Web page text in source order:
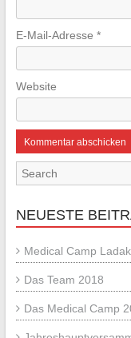
E-Mail-Adresse *
Website
NEUESTE
Medical Camp
Das Team 2018
Das Medical Camp